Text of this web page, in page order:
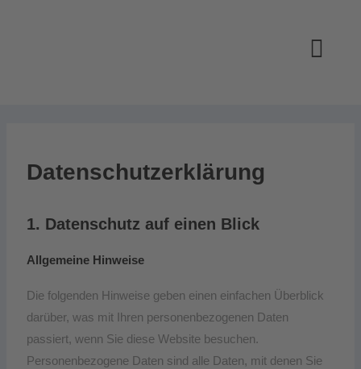
Datenschutz­erklärung
1. Datenschutz auf einen Blick
Allgemeine Hinweise
Die folgenden Hinweise geben einen einfachen Überblick
darüber, was mit Ihren personenbezogenen Daten
passiert, wenn Sie diese Website besuchen.
Personenbezogene Daten sind alle Daten, mit denen Sie